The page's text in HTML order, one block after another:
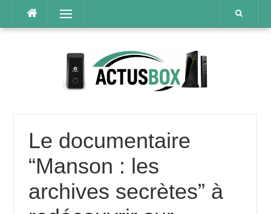
contenu
Menu
Le documentaire
“Manson : les
archives secrètes” à